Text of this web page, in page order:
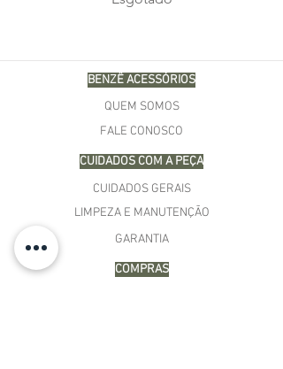
BENZÊ ACESSÓRIOS
QUEM SOMOS
FALE CONOSCO
CUIDADOS COM A PEÇA
CUIDADOS GERAIS
LIMPEZA E MANUTENÇÃO
GARANTIA
COMPRAS